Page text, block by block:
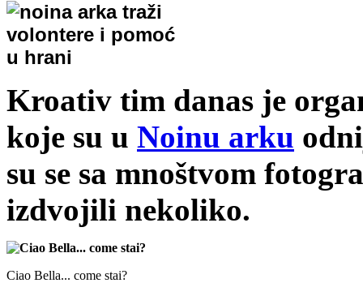
Kroativ tim danas je
koje su u Noinu arku
su se sa mnoštvom
izdvojili nekoliko.
Ciao Bella... come stai?